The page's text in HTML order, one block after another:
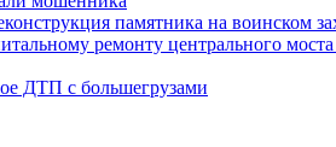
памятника на воинском
ремонту центрального
ДТП с большегрузами